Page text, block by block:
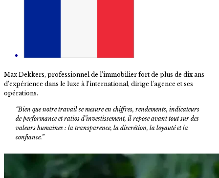
Max Dekkers, professionnel de l’immobilier fort de plus de dix ans
d’expérience dans le luxe à l’international, dirige l’agence et ses
opérations.
“Bien que notre travail se mesure en chiffres, rendements, indicateurs
de performance et ratios d’investissement, il repose avant tout sur des
valeurs humaines : la transparence, la discrétion, la loyauté et la
confiance.”